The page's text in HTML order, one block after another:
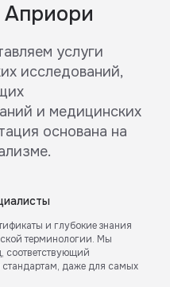
услуги
исследований,
и медицинских
основана на
и глубокие знания
терминологии. Мы
соответствующий
даже для самых